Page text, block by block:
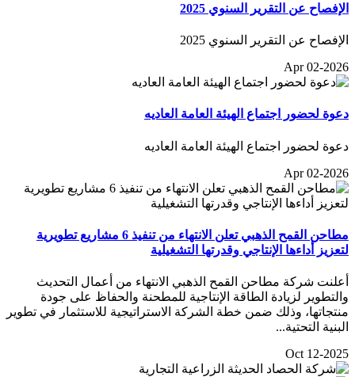
الإفصاح عن التقرير السنوي 2025
الإفصاح عن التقرير السنوي 2025
Apr 02-2026
دعوة لحضور اجتماع الهيئة العامة العاديه
دعوة لحضور اجتماع الهيئة العامة العاديه
Apr 02-2026
مطاحن القمح الذهبي تعلن الانتهاء من تنفيذ 6 مشاريع تطويرية
لتعزيز أداءها الإنتاجي وقدرتها التشغيلية
أعلنت شركة مطاحن القمح الذهبي الانتهاء من أعمال التحديث
والتطوير لزيادة الطاقة الإنتاجية للمطحنة والحفاظ على جودة
منتجاتها، وذلك ضمن خطة الشركة الاستراتيجية للاستثمار في تطوير
البنية التحتية...
Oct 12-2025